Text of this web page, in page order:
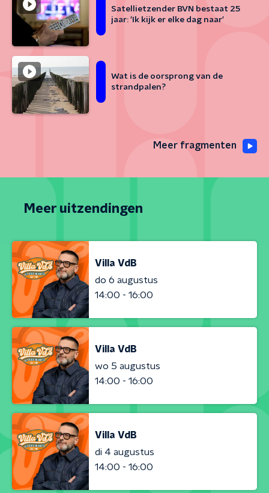
Satellietzender BVN bestaat 25
jaar: 'Ik kijk er elke dag naar'
Wat is de oorsprong van de
strandpalen?
Meer fragmenten
Meer uitzendingen
Villa VdB
do 6 augustus
14:00 - 16:00
Villa VdB
wo 5 augustus
14:00 - 16:00
Villa VdB
di 4 augustus
14:00 - 16:00